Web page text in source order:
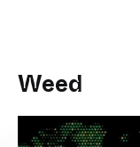
Weed